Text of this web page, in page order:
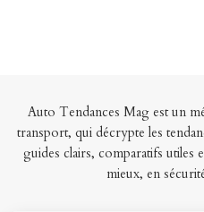
Auto Tendances Mag est un
transport, qui décrypte les
guides clairs, comparatifs
mieux, en